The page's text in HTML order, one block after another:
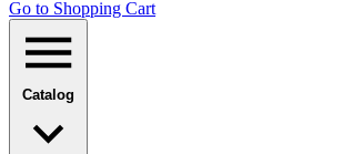
Go to Shopping Сart
Catalog